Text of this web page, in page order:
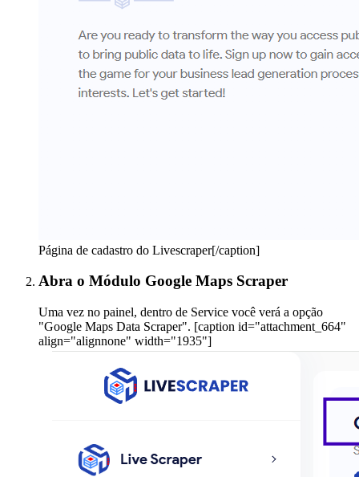
Página de cadastro do Livescraper[/caption]
Abra o Módulo Google Maps Scraper
Uma vez no painel, dentro de Service você verá a opção
"Google Maps Data Scraper". [caption id="attachment_664"
align="alignnone" width="1935"]